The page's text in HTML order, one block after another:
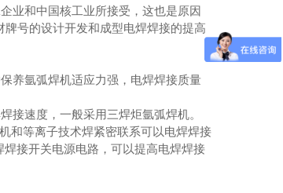
业和中国核工业所接受，这也是原因
号的设计开发和成型电焊焊接的提高
养氩弧焊机适应力强，电焊焊接质量
速度，一般采用三焊炬氩弧焊机。
和等离子技术焊紧密联系可以电焊焊接
接开关电源电路，可以提高电焊焊接